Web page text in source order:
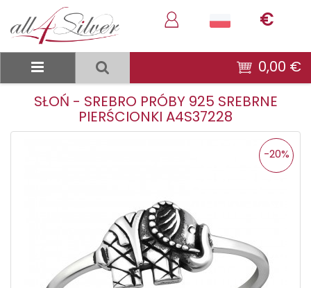
€
0,00 €
SŁOŃ - SREBRO PRÓBY 925 SREBRNE
PIERŚCIONKI A4S37228
-20%